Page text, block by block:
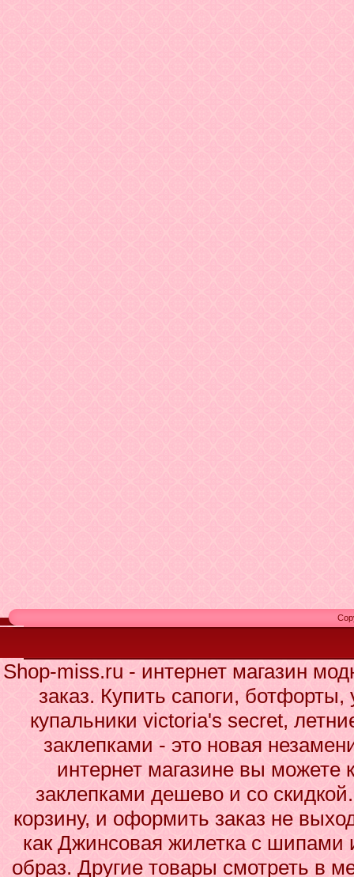
Shop-miss.ru - интернет магазин
заказ. Купить сапоги,
купальники victoria's secret,
заклепками - это новая
интернет магазине вы
заклепками дешево и со
корзину, и оформить заказ не
как Джинсовая жилетка с шипами
образ. Другие товары смотреть в